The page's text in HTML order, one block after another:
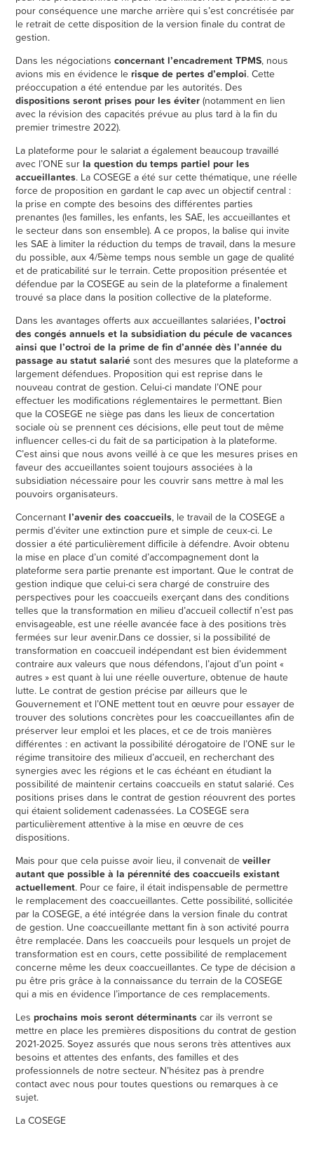
pour conséquence une marche arrière qui s’est concrétisée par
le retrait de cette disposition de la version finale du contrat de
gestion.
Dans les négociationsconcernant l’encadrement TPMS, nous
avions mis en évidence lerisque de pertes d’emploi. Cette
préoccupation a été entendue par les autorités. Des
dispositions seront prises pour les éviter (notamment en lien
avec la révision des capacités prévue au plus tard à la fin du
premier trimestre 2022).
La plateforme pour le salariat a également beaucoup travaillé
avec l’ONE surla question du temps partiel pour les
accueillantes. La COSEGE a été sur cette thématique, une réelle
force de proposition en gardant le cap avec un objectif central :
la prise en compte des besoins des différentes parties
prenantes (les familles, les enfants, les SAE, les accueillantes et
le secteur dans son ensemble). A ce propos, la balise qui invite
les SAE à limiter la réduction du temps de travail, dans la mesure
du possible, aux 4/5ème temps nous semble un gage de qualité
et de praticabilité sur le terrain. Cette proposition présentée et
défendue par la COSEGE au sein de la plateforme a finalement
trouvé sa place dans la position collective de la plateforme.
Dans les avantages offerts aux accueillantes salariées,l’octroi
des congés annuels et la subsidiation du pécule de vacances
ainsi que l’octroi de la prime de fin d’année dès l’année du
passage au statut salarié sont des mesures que la plateforme a
largement défendues. Proposition qui est reprise dans le
nouveau contrat de gestion. Celui-ci mandate l’ONE pour
effectuer les modifications réglementaires le permettant. Bien
que la COSEGE ne siège pas dans les lieux de concertation
sociale où se prennent ces décisions, elle peut tout de même
influencer celles-ci du fait de sa participation à la plateforme.
C’est ainsi que nous avons veillé à ce que les mesures prises en
faveur des accueillantes soient toujours associées à la
subsidiation nécessaire pour les couvrir sans mettre à mal les
pouvoirs organisateurs.
Concernantl’avenir des coaccueils, le travail de la COSEGE a
permis d’éviter une extinction pure et simple de ceux-ci. Le
dossier a été particulièrement difficile à défendre. Avoir obtenu
la mise en place d’un comité d’accompagnement dont la
plateforme sera partie prenante est important. Que le contrat de
gestion indique que celui-ci sera chargé de construire des
perspectives pour les coaccueils exerçant dans des conditions
telles que la transformation en milieu d’accueil collectif n’est pas
envisageable, est une réelle avancée face à des positions très
fermées sur leur avenir.Dans ce dossier, si la possibilité de
transformation en coaccueil indépendant est bien évidemment
contraire aux valeurs que nous défendons, l’ajout d’un point «
autres » est quant à lui une réelle ouverture, obtenue de haute
lutte. Le contrat de gestion précise par ailleurs que le
Gouvernement et l’ONE mettent tout en œuvre pour essayer de
trouver des solutions concrètes pour les coaccueillantes afin de
préserver leur emploi et les places, et ce de trois manières
différentes : en activant la possibilité dérogatoire de l’ONE sur le
régime transitoire des milieux d’accueil, en recherchant des
synergies avec les régions et le cas échéant en étudiant la
possibilité de maintenir certains coaccueils en statut salarié. Ces
positions prises dans le contrat de gestion réouvrent des portes
qui étaient solidement cadenassées. La COSEGE sera
particulièrement attentive à la mise en œuvre de ces
dispositions.
Mais pour que cela puisse avoir lieu, il convenait deveiller
autant que possible à la pérennité des coaccueils existant
actuellement. Pour ce faire, il était indispensable de permettre
le remplacement des coaccueillantes. Cette possibilité, sollicitée
par la COSEGE, a été intégrée dans la version finale du contrat
de gestion. Une coaccueillante mettant fin à son activité pourra
être remplacée. Dans les coaccueils pour lesquels un projet de
transformation est en cours, cette possibilité de remplacement
concerne même les deux coaccueillantes. Ce type de décision a
pu être pris grâce à la connaissance du terrain de la COSEGE
qui a mis en évidence l’importance de ces remplacements.
Lesprochains mois seront déterminants car ils verront se
mettre en place les premières dispositions du contrat de gestion
2021-2025. Soyez assurés que nous serons très attentives aux
besoins et attentes des enfants, des familles et des
professionnels de notre secteur. N’hésitez pas à prendre
contact avec nous pour toutes questions ou remarques à ce
sujet.
La COSEGE